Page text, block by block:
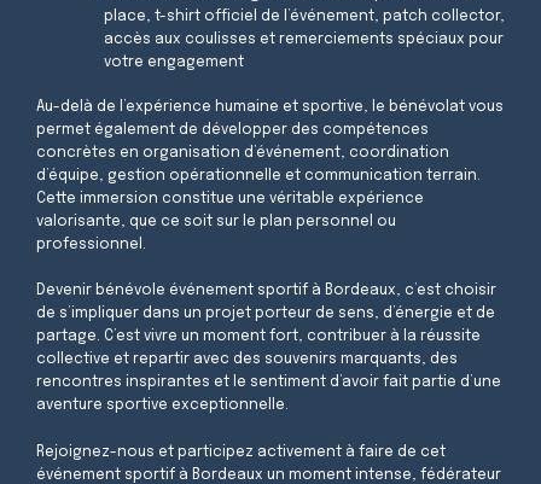
place, t-shirt officiel de l’événement, patch collector,
accès aux coulisses et remerciements spéciaux pour
votre engagement
Au-delà de l’expérience humaine et sportive, le bénévolat vous
permet également de développer des compétences
concrètes en organisation d’événement, coordination
d’équipe, gestion opérationnelle et communication terrain.
Cette immersion constitue une véritable expérience
valorisante, que ce soit sur le plan personnel ou
professionnel.
Devenir bénévole événement sportif à Bordeaux, c’est choisir
de s’impliquer dans un projet porteur de sens, d’énergie et de
partage. C’est vivre un moment fort, contribuer à la réussite
collective et repartir avec des souvenirs marquants, des
rencontres inspirantes et le sentiment d’avoir fait partie d’une
aventure sportive exceptionnelle.
Rejoignez-nous et participez activement à faire de cet
événement sportif à Bordeaux un moment intense, fédérateur